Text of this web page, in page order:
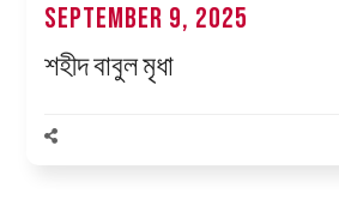
September 9, 2025
শহীদ বাবুল মৃধা